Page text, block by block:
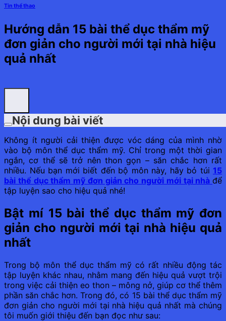
Tin thể thao
Hướng dẫn 15 bài thể dục thẩm mỹ
đơn giản cho người mới tại nhà hiệu
quả nhất
Nội dung bài viết
Không ít người cải thiện được vóc dáng của mình nhờ
vào bộ môn thể dục thẩm mỹ. Chỉ trong một thời gian
ngắn, cơ thể sẽ trở nên thon gọn – săn chắc hơn rất
nhiều. Nếu bạn mới biết đến bộ môn này, hãy bỏ túi 15
bài thể dục thẩm mỹ đơn giản cho người mới tại nhà để
tập luyện sao cho hiệu quả nhé!
Bật mí 15 bài thể dục thẩm mỹ đơn
giản cho người mới tại nhà hiệu quả
nhất
Trong bộ môn thể dục thẩm mỹ có rất nhiều động tác
tập luyện khác nhau, nhằm mang đến hiệu quả vượt trội
trong việc cải thiện eo thon – mông nở, giúp cơ thể thêm
phần săn chắc hơn. Trong đó, có 15 bài thể dục thẩm mỹ
đơn giản cho người mới tại nhà hiệu quả nhất mà chúng
tôi muốn giới thiệu đến bạn đọc như sau: